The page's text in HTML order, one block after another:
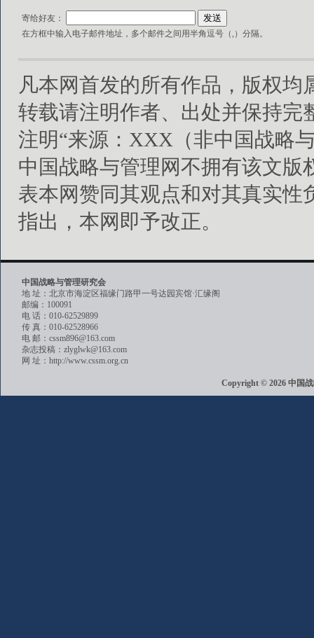
寄给好友：
在方框中输入电子邮件地址，多个邮件之间用半角逗号（,）分隔。
凡本网首发的所有作品，版权
转载请注明作者、出处并保持完
注明“来源：XXX（非中国战略
中国战略与管理网不拥有该文
表本网赞同其观点和对其真实
指出，本网即予改正。
中国战略与管理研究会
地 址：北京市海淀区福缘门路甲一号达园宾馆·汇缘阁
邮编：100091
电 话：010-62529899
传 真：010-62528966
电 邮：cssm896@163.com
杂志投稿：zlyglwk@163.com
网 址：http://www.cssm.org.cn
Copyright © 2026 中国